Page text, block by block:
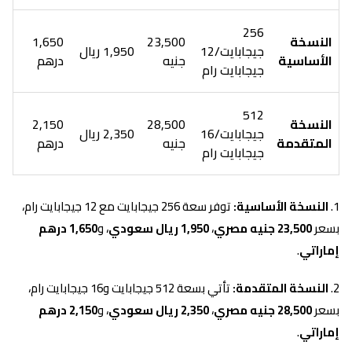
النسخة
الأساسية
256
جيجابايت/12
جيجابايت رام
23,500
جنيه
1,950 ريال
1,650
درهم
النسخة
المتقدمة
512
جيجابايت/16
جيجابايت رام
28,500
جنيه
2,350 ريال
2,150
درهم
النسخة الأساسية:
توفر سعة 256 جيجابايت مع 12 جيجابايت رام،
بسعر23,500 جنيه مصري ،1,950 ريال سعودي ، و
1,650 درهم
إماراتي.
النسخة المتقدمة:
تأتي بسعة 512 جيجابايت و16 جيجابايت رام،
بسعر28,500 جنيه مصري ،2,350 ريال سعودي ، و
2,150 درهم
إماراتي.